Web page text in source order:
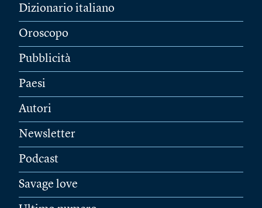
Dizionario italiano
Oroscopo
Pubblicità
Paesi
Autori
Newsletter
Podcast
Savage love